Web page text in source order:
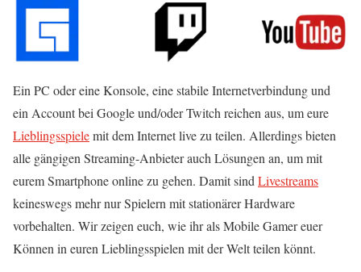
Ein PC oder eine Konsole, eine stabile Internetverbindung und
ein Account bei Google und/oder Twitch reichen aus, um eure
Lieblingsspielemit dem Internet live zu teilen. Allerdings bieten
alle gängigen Streaming-Anbieter auch Lösungen an, um mit
eurem Smartphone online zu gehen. Damit sind Livestreams
keineswegs mehr nur Spielern mit stationärer Hardware
vorbehalten. Wir zeigen euch, wie ihr als Mobile Gamer euer
Können in euren Lieblingsspielen mit der Welt teilen könnt.